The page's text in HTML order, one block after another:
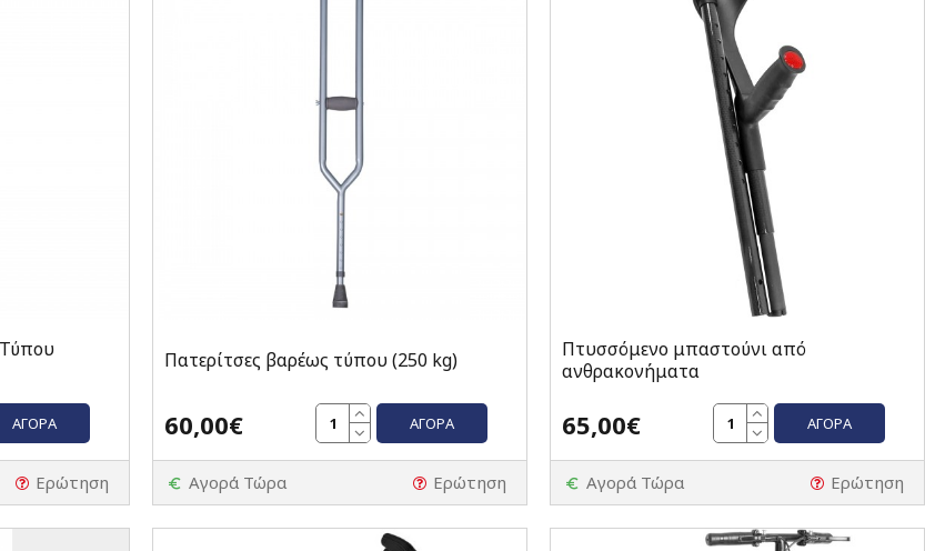
ΑΓΟΡΆ
Ερώτηση
Πατερίτσες βαρέως τύπου (250 kg)
60,00€ ΑΓΟΡΆ
Αγορά Τώρα Ερώτηση
Πτυσσόμενο μπαστούνι από
ανθρακονήματα
65,00€ ΑΓΟΡΆ
Αγορά Τώρα Ερώτηση